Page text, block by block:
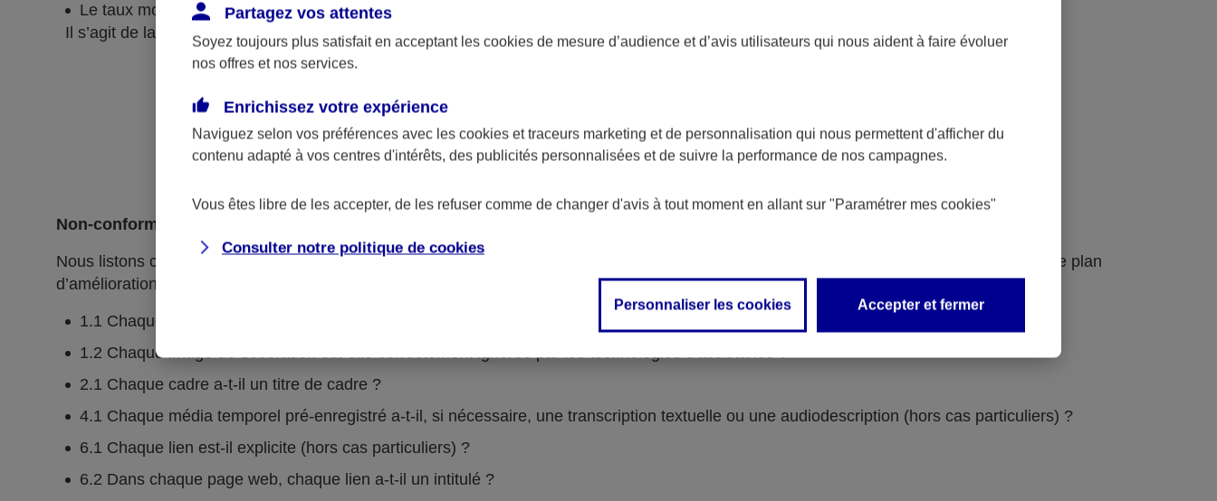
Le taux moyen de conformité du service en ligne s’élève à 69 %.
Il s’agit de la moyenne du score de conformité obtenu sur chacune des pages de l’échantillon.
Contenus non-accessibles
Non-conformités
Nous listons ci-dessous l’ensemble des critères non-conformes. Pour le détail, se reporter à la grille d’audit et au schéma pluriannuel pour le plan
d’amélioration continue.
1.1 Chaque image porteuse d'information a-t-elle une alternative textuelle ?
1.2 Chaque image de décoration est-elle correctement ignorée par les technologies d'assistance ?
2.1 Chaque cadre a-t-il un titre de cadre ?
4.1 Chaque média temporel pré-enregistré a-t-il, si nécessaire, une transcription textuelle ou une audiodescription (hors cas particuliers) ?
6.1 Chaque lien est-il explicite (hors cas particuliers) ?
6.2 Dans chaque page web, chaque lien a-t-il un intitulé ?
Partagez vos attentes
Soyez toujours plus satisfait en acceptant les cookies de mesure d’audience et d’avis utilisateurs qui nous aident à faire évoluer
nos offres et nos services.
Enrichissez votre expérience
Naviguez selon vos préférences avec les cookies et traceurs marketing et de personnalisation qui nous permettent d'afficher du
contenu adapté à vos centres d'intérêts, des publicités personnalisées et de suivre la performance de nos campagnes.
Vous êtes libre de les accepter, de les refuser comme de changer d'avis à tout moment en allant sur "Paramétrer mes cookies"
Consulter notre politique de cookies
Personnaliser les cookies Accepter et fermer